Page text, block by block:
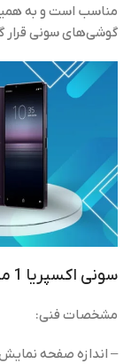
مناسب است و به
گوشی‌های سونی قرار
سونی اکسپریا 1 مارک 2
مشخصات فنی:
– اندازه صفحه نمایش: 6.5